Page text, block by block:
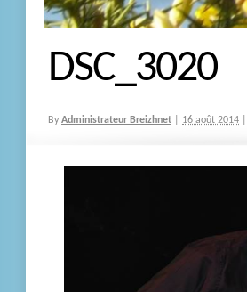
DSC_3020
By Administrateur Breizhnet 16 août 2014